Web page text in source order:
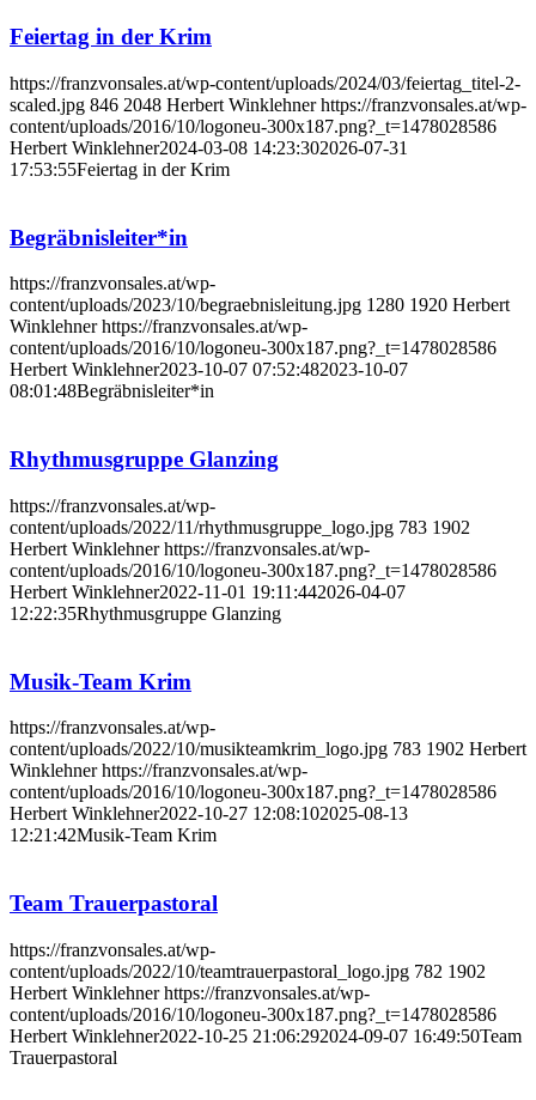
Feiertag in der Krim
https://franzvonsales.at/wp-content/uploads/2024/03/feiertag_titel-2-
scaled.jpg 846 2048 Herbert Winklehner https://franzvonsales.at/wp-
content/uploads/2016/10/logoneu-300x187.png?_t=1478028586
Herbert Winklehner2024-03-08 14:23:302026-07-31
17:53:55Feiertag in der Krim
Begräbnisleiter*in
https://franzvonsales.at/wp-
content/uploads/2023/10/begraebnisleitung.jpg 1280 1920 Herbert
Winklehner https://franzvonsales.at/wp-
content/uploads/2016/10/logoneu-300x187.png?_t=1478028586
Herbert Winklehner2023-10-07 07:52:482023-10-07
08:01:48Begräbnisleiter*in
Rhythmusgruppe Glanzing
https://franzvonsales.at/wp-
content/uploads/2022/11/rhythmusgruppe_logo.jpg 783 1902
Herbert Winklehner https://franzvonsales.at/wp-
content/uploads/2016/10/logoneu-300x187.png?_t=1478028586
Herbert Winklehner2022-11-01 19:11:442026-04-07
12:22:35Rhythmusgruppe Glanzing
Musik-Team Krim
https://franzvonsales.at/wp-
content/uploads/2022/10/musikteamkrim_logo.jpg 783 1902 Herbert
Winklehner https://franzvonsales.at/wp-
content/uploads/2016/10/logoneu-300x187.png?_t=1478028586
Herbert Winklehner2022-10-27 12:08:102025-08-13
12:21:42Musik-Team Krim
Team Trauerpastoral
https://franzvonsales.at/wp-
content/uploads/2022/10/teamtrauerpastoral_logo.jpg 782 1902
Herbert Winklehner https://franzvonsales.at/wp-
content/uploads/2016/10/logoneu-300x187.png?_t=1478028586
Herbert Winklehner2022-10-25 21:06:292024-09-07 16:49:50Team
Trauerpastoral